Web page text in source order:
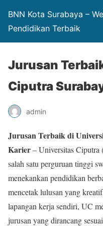
BNN Kota Surabaya –
Pendidikan Terbaik
Jurusan
Ciputra
admin
Jurusan Terbaik di
Karier– Universitas Ciputra
salah satu perguruan tinggi
menekankan pendidikan
mencetak lulusan yang
lapangan kerja sendiri, UC
jurusan yang dirancang